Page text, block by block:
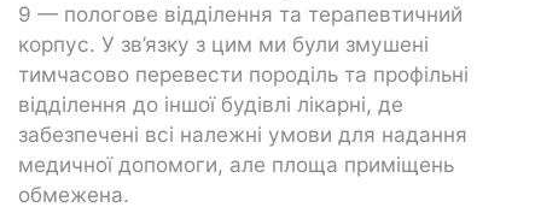
9 — пологове відділення та терапевтичний
корпус. У зв’язку з цим ми були змушені
тимчасово перевести породіль та профільні
відділення до іншої будівлі лікарні, де
забезпечені всі належні умови для надання
медичної допомоги, але площа приміщень
обмежена.